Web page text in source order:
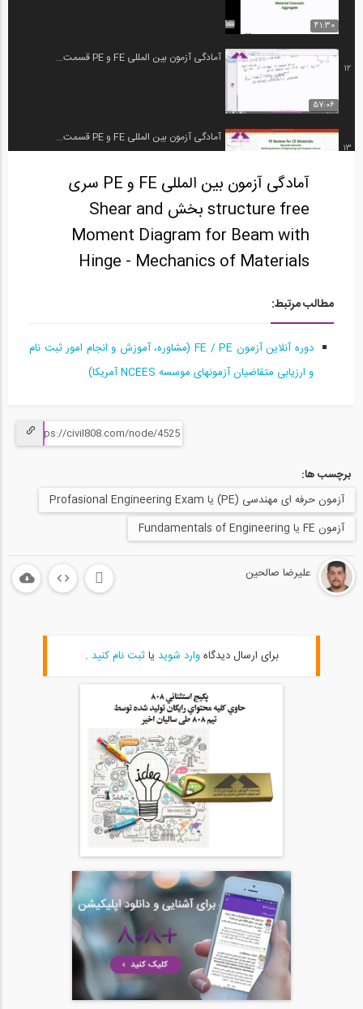
41:30
12
57:06
آمادگی آزمون بین المللی FE و PE قسمت...
13
آمادگی آزمون بین المللی FE و PE قسمت...
آمادگی آزمون بین المللی FE و PE قسمت...
58:10
آمادگی آزمون بین المللی FE و PE قسمت...
1:04:36
18
1:04:39
آمادگی آزمون بین المللی FE و PE قسمت...
آمادگی آزمون بین المللی FE و PE قسمت...
آمادگی آزمون بین المللی FE و PE قسمت...
آمادگی آزمون بین المللی FE و PE قسمت...
آمادگی آزمون بین المللی FE و PE قسمت...
آمادگی آزمون بین المللی FE و PE سری
structure free بخش Shear and
Moment Diagram for Beam with
Hinge - Mechanics of Materials
مطالب مرتبط:
دوره آنلاین آزمون FE / PE (مشاوره، آموزش و انجام امور ثبت نام
و ارزیابی متقاضیان آزمونهای موسسه NCEES آمریکا)
برچسب ها:
آزمون حرفه ای مهندسی (PE) یا Profasional Engineering Exam
آزمون FE یا Fundamentals of Engineering
علیرضا صالحین
برای ارسال دیدگاهوارد شوید یاثبت نام کنید .